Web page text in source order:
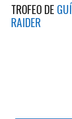
TROFEO DE
RAIDER